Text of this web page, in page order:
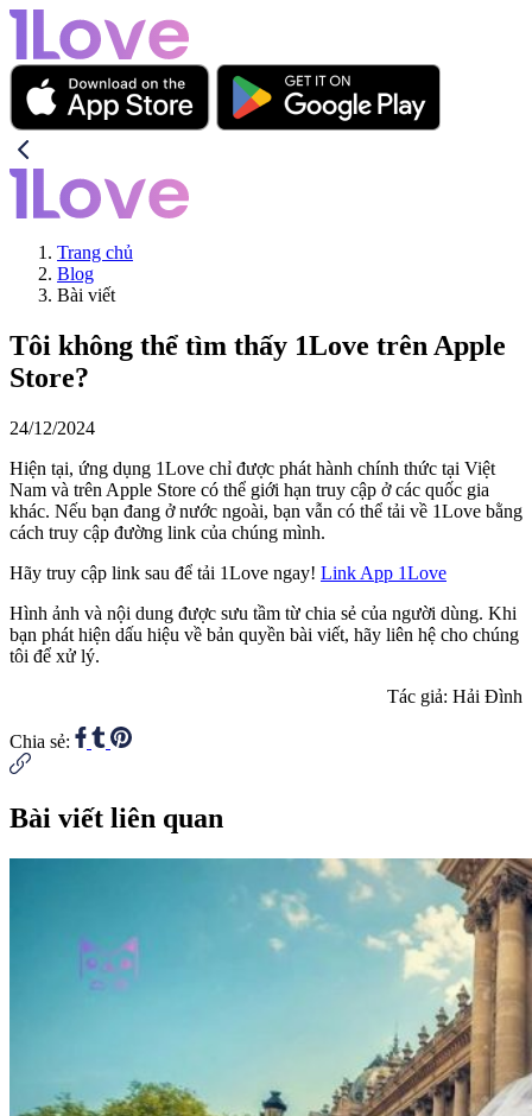
Trang chủ
Blog
Bài viết
Tôi không thể tìm thấy 1Love trên Apple
Store?
24/12/2024
Hiện tại, ứng dụng 1Love chỉ được phát hành chính thức tại Việt
Nam và trên Apple Store có thể giới hạn truy cập ở các quốc gia
khác. Nếu bạn đang ở nước ngoài, bạn vẫn có thể tải về 1Love bằng
cách truy cập đường link của chúng mình.
Hãy truy cập link sau để tải 1Love ngay! Link App 1Love
Hình ảnh và nội dung được sưu tầm từ chia sẻ của người dùng. Khi
bạn phát hiện dấu hiệu về bản quyền bài viết, hãy liên hệ cho chúng
tôi để xử lý.
Tác giả: Hải Đình
Chia sẻ:
Bài viết liên quan